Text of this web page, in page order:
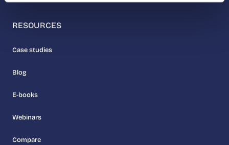
RESOURCES
Case studies
Blog
E-books
Webinars
Compare